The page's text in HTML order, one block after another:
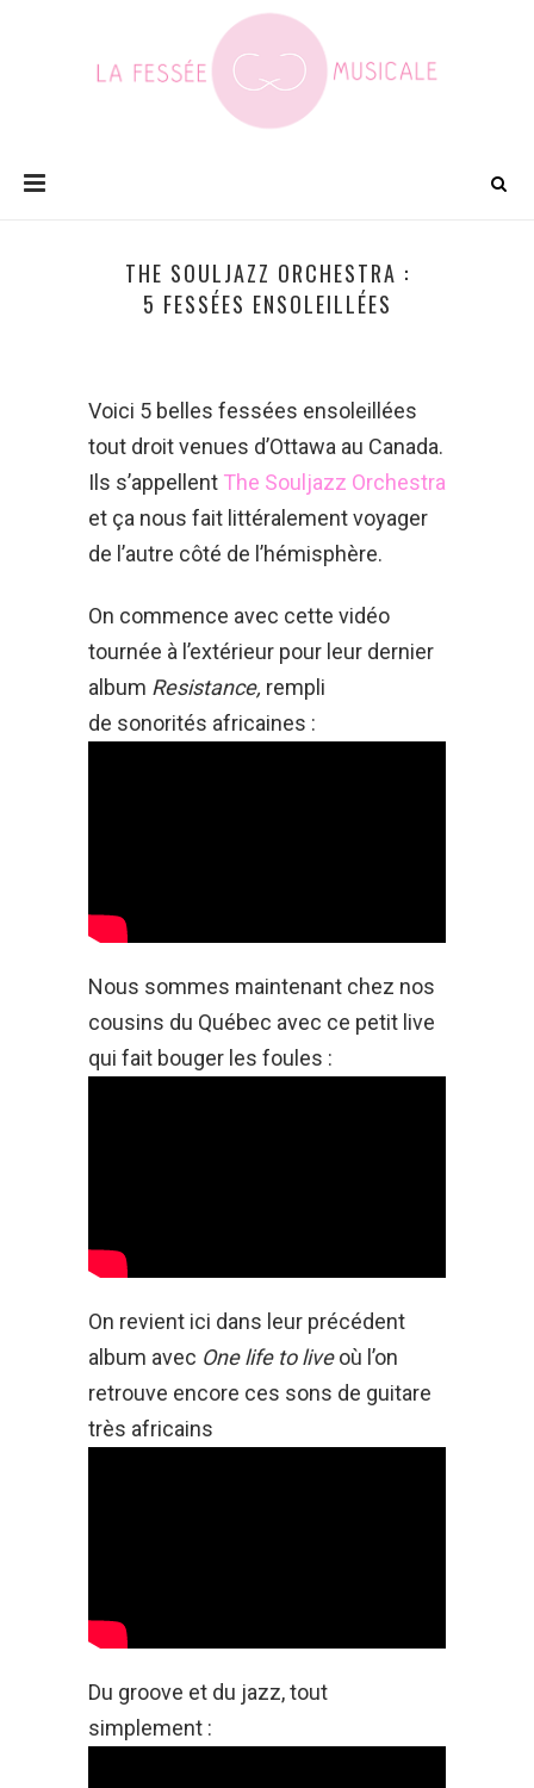
THE SOULJAZZ ORCHESTRA :
5 FESSÉES ENSOLEILLÉES
Voici 5 belles fessées ensoleillées
tout droit venues d’Ottawa au Canada.
Ils s’appellent The Souljazz Orchestra
et ça nous fait littéralement voyager
de l’autre côté de l’hémisphère.
On commence avec cette vidéo
tournée à l’extérieur pour leur dernier
album Resistance, rempli
de sonorités africaines :
Nous sommes maintenant chez nos
cousins du Québec avec ce petit live
qui fait bouger les foules :
On revient ici dans leur précédent
album avec One life to liveoù l’on
retrouve encore ces sons de guitare
très africains
Du groove et du jazz, tout
simplement :